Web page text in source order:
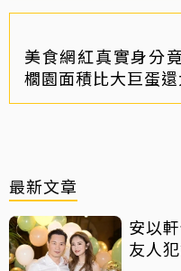
美食網紅真實身分
櫚園面積比大巨蛋還
最新文章
安以
友人